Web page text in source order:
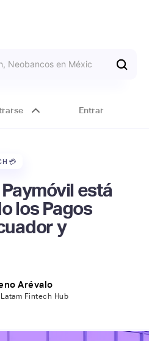
Entrar
💳
está
los Pagos
y
Arévalo
Fintech Hub